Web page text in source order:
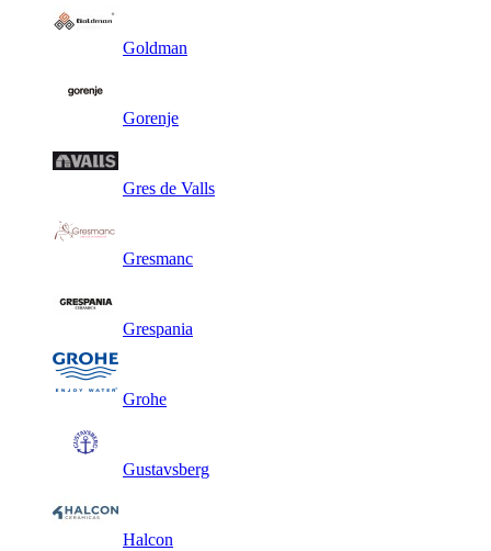
Goldman
Gorenje
Gres de Valls
Gresmanc
Grespania
Grohe
Gustavsberg
Halcon